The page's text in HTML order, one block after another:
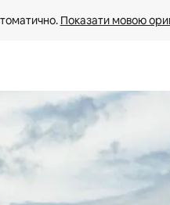
Показати мовою